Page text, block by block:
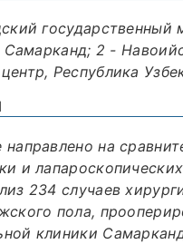
государственный
Самарканд; 2 -
Республика
направлено на
и
234 случаев
пола,
клиники